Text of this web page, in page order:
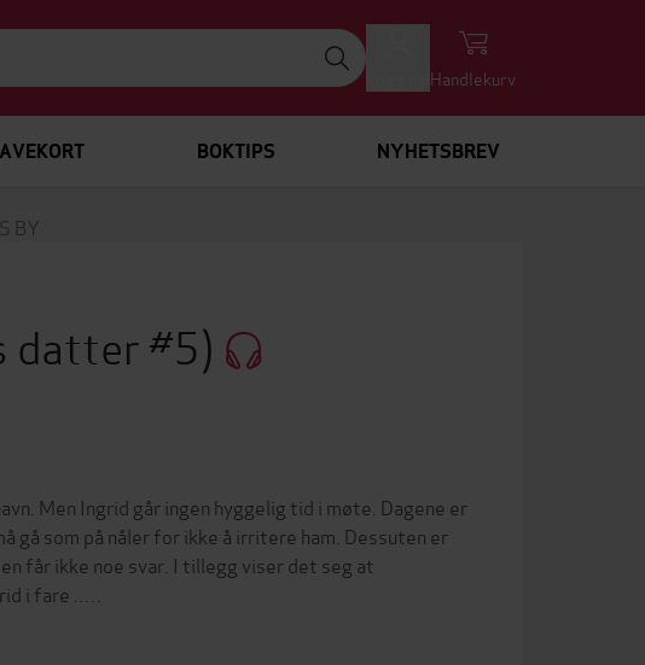
Handlekurv
BOKTIPS NYHETSBREV
BY
datter #5)
Men Ingrid går ingen hyggelig tid i møte. Dagene er
gå som på nåler for ikke å irritere ham. Dessuten er
får ikke noe svar. I tillegg viser det seg at
i fare ..…